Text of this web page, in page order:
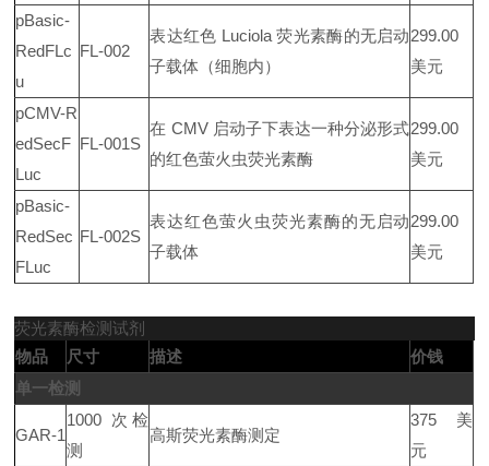
pBasic-
RedFLc
u
FL-002
表达红色 Luciola 荧光素酶的无启动
子载体（细胞内）
299.00
美元
pCMV-R
edSecF
Luc
FL-001S
在 CMV 启动子下表达一种分泌形式
的红色萤火虫荧光素酶
299.00
美元
pBasic-
RedSec
FLuc
FL-002S
表达红色萤火虫荧光素酶的无启动
子载体
299.00
美元
荧光素酶检测试剂
物品
尺寸 描述
价钱
单一检测
GAR-1
1000 次检
测
高斯荧光素酶测定
375 美
元